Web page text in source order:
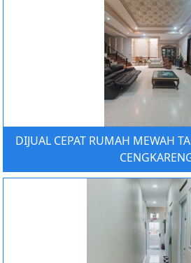
DIJUAL CEPAT RUMAH MEWAH